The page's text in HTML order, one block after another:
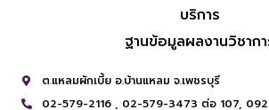
บริการ
ฐานข้อมูลผลงานวิชาก
ต.แหลมผักเบี้ย อ.บ้านแหลม จ.เพชรบุรี
02-579-2116 , 02-579-3473 ต่อ 107,